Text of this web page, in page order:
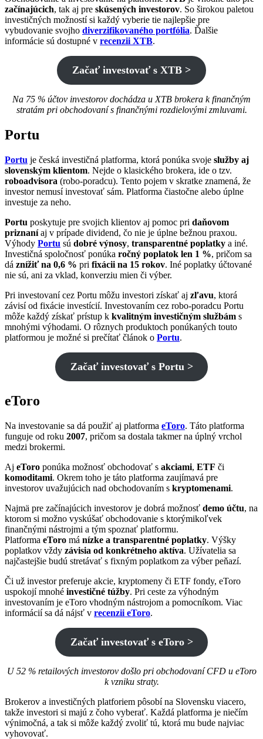
začínajúcich, tak aj pre skúsených investorov. So širokou paletou
investičných možností si každý vyberie tie najlepšie pre
vybudovanie svojho diverzifikovaného portfólia. Ďalšie
informácie sú dostupné v recenzii XTB.
Začať investovať s XTB >
Na 75 % účtov investorov dochádza u XTB brokera k finančným
stratám pri obchodovaní s finančnými rozdielovými zmluvami.
Portu
Portu je česká investičná platforma, ktorá ponúka svoje služby aj
slovenským klientom. Nejde o klasického brokera, ide o tzv.
roboadvisora (robo-poradcu). Tento pojem v skratke znamená, že
investor nemusí investovať sám. Platforma čiastočne alebo úplne
investuje za neho.
Portu poskytuje pre svojich klientov aj pomoc pri daňovom
priznaníaj v prípade dividend, čo nie je úplne bežnou praxou.
Výhody Portu sú dobré výnosy, transparentné poplatky a iné.
Investičná spoločnosť ponúka ročný poplatok len 1 %, pričom sa
dá znížiť na 0,6 % pri fixácii na 15 rokov. Iné poplatky účtované
nie sú, ani za vklad, konverziu mien či výber.
Pri investovaní cez Portu môžu investori získať aj zľavu, ktorá
závisí od fixácie investícií. Investovaním cez robo-poradcu Portu
môže každý získať prístup k kvalitným investičným službám s
mnohými výhodami. O rôznych produktoch ponúkaných touto
platformou je možné si prečítať článok o Portu.
Začať investovať s Portu >
eToro
Na investovanie sa dá použiť aj platforma eToro. Táto platforma
funguje od roku 2007, pričom sa dostala takmer na úplný vrchol
medzi brokermi.
Aj eToro ponúka možnosť obchodovať s akciami, ETF či
komoditami. Okrem toho je táto platforma zaujímavá pre
investorov uvažujúcich nad obchodovaním s kryptomenami.
Najmä pre začínajúcich investorov je dobrá možnosť demo účtu, na
ktorom si možno vyskúšať obchodovanie s ktorýmikoľvek
finančnými nástrojmi a tým spoznať platformu.
Platforma eToro má nízke a transparentné poplatky. Výšky
poplatkov vždy závisia od konkrétneho aktíva. Užívatelia sa
najčastejšie budú stretávať s fixným poplatkom za výber peňazí.
Či už investor preferuje akcie, kryptomeny či ETF fondy, eToro
uspokojí mnohé investičné túžby. Pri ceste za výhodným
investovaním je eToro vhodným nástrojom a pomocníkom. Viac
informácií sa dá nájsť v recenzii eToro.
Začať investovať s eToro >
U 52 % retailových investorov došlo pri obchodovaní CFD u eToro
k vzniku straty.
Brokerov a investičných platforiem pôsobí na Slovensku viacero,
takže investori si majú z čoho vyberať. Každá platforma je niečím
výnimočná, a tak si môže každý zvoliť tú, ktorá mu bude najviac
vyhovovať.